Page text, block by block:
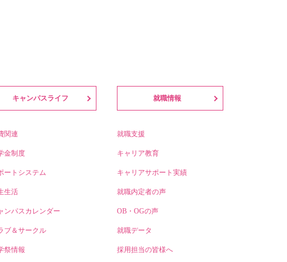
キャンパスライフ
関連
金制度
ートシステム
生活
ンパスカレンダー
ブ＆サークル
祭情報
就職情報
就職支援
キャリア教育
キャリアサポート実績
就職内定者の声
OB・OGの声
就職データ
採用担当の皆様へ